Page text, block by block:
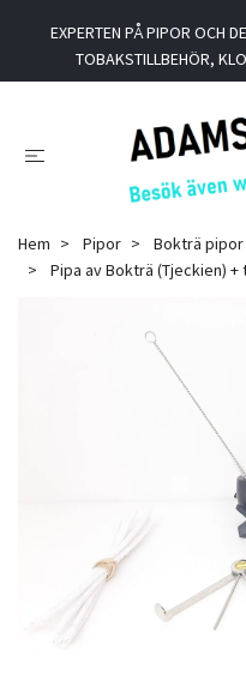
EXPERTEN PÅ PIPOR OCH
TOBAKSTILLBEHÖR,
Hem Pipor
Bokträ pipor
Pipa av Bokträ (Tjeckien)